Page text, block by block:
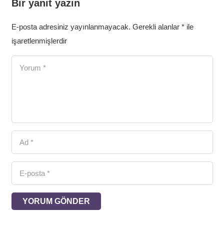
Bir yanıt yazın
E-posta adresiniz yayınlanmayacak. Gerekli alanlar *ile
işaretlenmişlerdir
YORUM GÖNDER